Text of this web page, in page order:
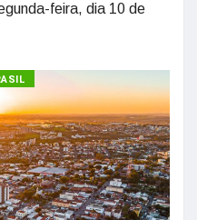
feira, dia 10 de